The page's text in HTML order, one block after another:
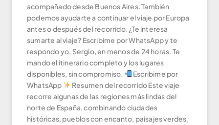
acompañado desde Buenos Aires. También
podemos ayudarte a continuar el viaje por Europa
antes o después del recorrido. ¿Te interesa
sumarte al viaje? Escribime por WhatsApp y te
respondo yo, Sergio, en menos de 24 horas. Te
mando el itinerario completo y los lugares
disponibles, sin compromiso.
Escribime por
WhatsApp
Resumen del recorrido Este viaje
recorre algunas de las regiones más lindas del
norte de España, combinando ciudades
históricas, pueblos con encanto, paisajes verdes,